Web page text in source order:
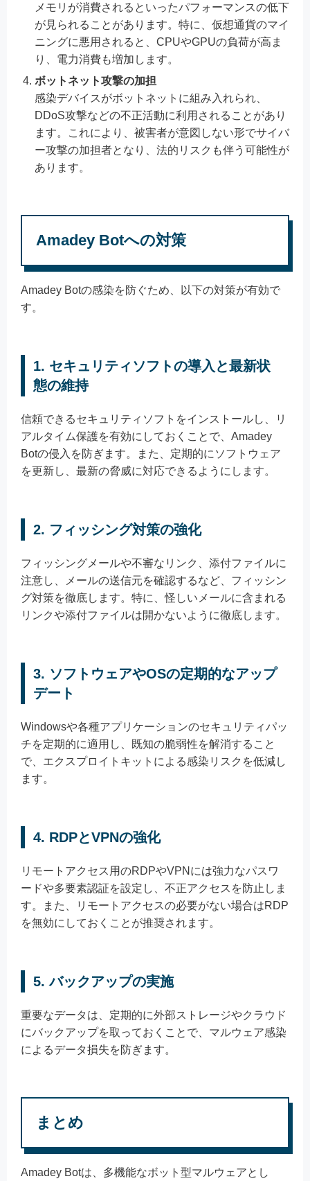
メモリが消費されるといったパフォーマンスの低下
が見られることがあります。特に、仮想通貨のマイ
ニングに悪用されると、CPUやGPUの負荷が高ま
り、電力消費も増加します。
ボットネット攻撃の加担
感染デバイスがボットネットに組み入れられ、
DDoS攻撃などの不正活動に利用されることがあり
ます。これにより、被害者が意図しない形でサイバ
ー攻撃の加担者となり、法的リスクも伴う可能性が
あります。
Amadey Botへの対策
Amadey Botの感染を防ぐため、以下の対策が有効で
す。
1. セキュリティソフトの導入と最新状
態の維持
信頼できるセキュリティソフトをインストールし、リ
アルタイム保護を有効にしておくことで、Amadey
Botの侵入を防ぎます。また、定期的にソフトウェア
を更新し、最新の脅威に対応できるようにします。
2. フィッシング対策の強化
フィッシングメールや不審なリンク、添付ファイルに
注意し、メールの送信元を確認するなど、フィッシン
グ対策を徹底します。特に、怪しいメールに含まれる
リンクや添付ファイルは開かないように徹底します。
3. ソフトウェアやOSの定期的なアップ
デート
Windowsや各種アプリケーションのセキュリティパッ
チを定期的に適用し、既知の脆弱性を解消すること
で、エクスプロイトキットによる感染リスクを低減し
ます。
4. RDPとVPNの強化
リモートアクセス用のRDPやVPNには強力なパスワ
ードや多要素認証を設定し、不正アクセスを防止しま
す。また、リモートアクセスの必要がない場合はRDP
を無効にしておくことが推奨されます。
5. バックアップの実施
重要なデータは、定期的に外部ストレージやクラウド
にバックアップを取っておくことで、マルウェア感染
によるデータ損失を防ぎます。
まとめ
Amadey Botは、多機能なボット型マルウェアとし